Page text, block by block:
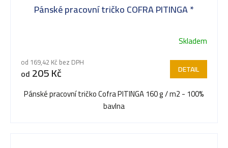
Pánské pracovní tričko COFRA PITINGA *
Skladem
od 169,42 Kč bez DPH
od 205 Kč DETAIL
Pánské pracovní tričko Cofra PITINGA 160 g / m2 - 100%
bavlna